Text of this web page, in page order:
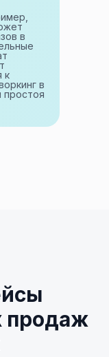
в
к
в
простоя
продаж